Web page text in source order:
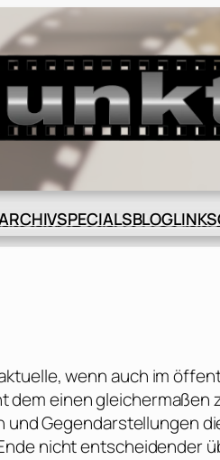
SPECIALSBLOGLINKS
wenn auch im
einen gleichermaßen
und Gegendarstellungen
nicht entscheidender